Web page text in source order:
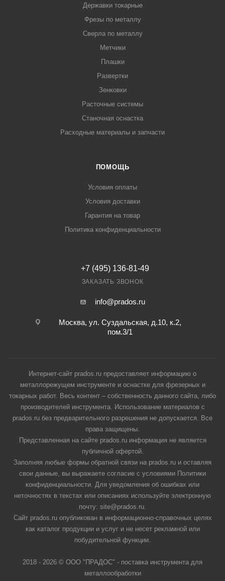
Державки токарные
Фрезы по металлу
Сверла по металлу
Метчики
Плашки
Развертки
Зенковки
Расточные системы
Станочная оснастка
Расходные материалы и запчасти
ПОМОЩЬ
Условия оплаты
Условия доставки
Гарантия на товар
Политика конфиденциальности
+7 (495) 136-81-49
ЗАКАЗАТЬ ЗВОНОК
info@prados.ru
Москва, ул. Суздальская, д.10, к.2,
пом.3/1
Интернет-сайт prados.ru предоставляет информацию о
металлорежущем инструменте и оснастке для фрезерных и
токарных работ. Весь контент – собственность данного сайта, либо
производителей инструмента. Использование материалов с
prados.ru без предварительного разрешения не допускается. Все
права защищены.
Представленная на сайте prados.ru информация не является
публичной офертой.
Заполняя любые формы обратной связи на prados.ru и оставляя
свои данные, вы выражаете согласие с условиями Политики
конфиденциальности. Для уведомления об ошибках или
неточностях в текстах или описаниях используйте электронную
почту: site@prados.ru.
Сайт prados.ru опубликован в информационно-справочных целях
как каталог продукции и услуг и не несет рекламной или
побудительной функции.
2018 - 2026 © ООО "ПРАДОС" - поставка инструмента для
металлообработки